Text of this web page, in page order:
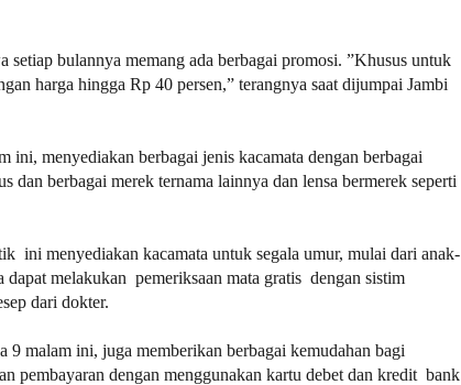
bulannya memang ada berbagai promosi. ”Khusus untuk
harga hingga Rp 40 persen,” terangnya saat dijumpai Jambi
menyediakan berbagai jenis kacamata dengan berbagai
dan berbagai merek ternama lainnya dan lensa bermerek seperti
ini menyediakan kacamata untuk segala umur, mulai dari anak-
dapat melakukan pemeriksaan mata gratis dengan sistim
dari dokter.
malam ini, juga memberikan berbagai kemudahan bagi
pembayaran dengan menggunakan kartu debet dan kredit bank